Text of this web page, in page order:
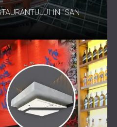
IN "SAN